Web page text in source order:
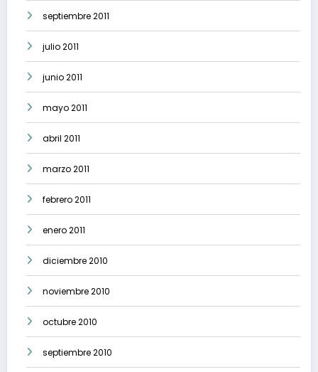
septiembre 2011
julio 2011
junio 2011
mayo 2011
abril 2011
marzo 2011
febrero 2011
enero 2011
diciembre 2010
noviembre 2010
octubre 2010
septiembre 2010